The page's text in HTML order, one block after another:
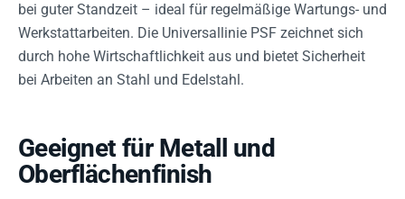
bei guter Standzeit – ideal für regelmäßige Wartungs- und
Werkstattarbeiten. Die Universallinie PSF zeichnet sich
durch hohe Wirtschaftlichkeit aus und bietet Sicherheit
bei Arbeiten an Stahl und Edelstahl.
Geeignet für Metall und
Oberflächenfinish